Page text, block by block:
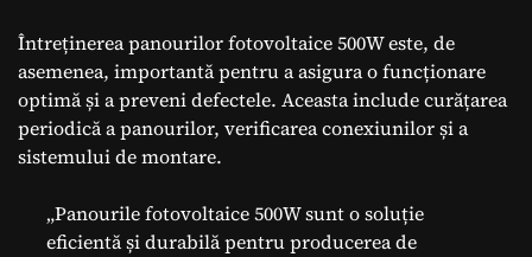
Întreținerea panourilor fotovoltaice 500W este, de
asemenea, importantă pentru a asigura o funcționare
optimă și a preveni defectele. Aceasta include curățarea
periodică a panourilor, verificarea conexiunilor și a
sistemului de montare.
„Panourile fotovoltaice 500W sunt o soluție
eficientă și durabilă pentru producerea de